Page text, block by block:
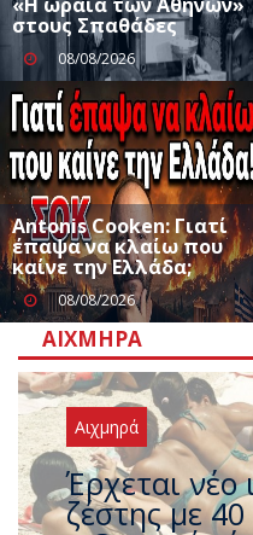
στους Σπαθάδες
08/08/2026
Antonis Cooken: Γιατί
έπαψα να κλαίω που
καίνε την Ελλάδα;
08/08/2026
ΑΙΧΜΗΡΆ
Αιχμηρά
Άφαντος ο
που η χώρα